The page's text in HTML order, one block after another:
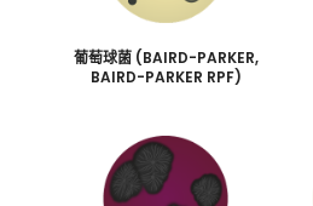
葡萄球菌 (BAIRD-PARKER,
BAIRD-PARKER RPF)